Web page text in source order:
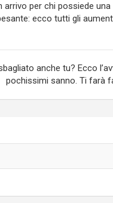
arrivo per chi possiede
ecco tutti gli
anche tu? Ecco
pochissimi sanno. Ti farà